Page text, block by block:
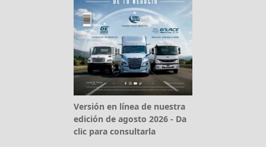
Versión en línea de nuestra
edición de agosto 2026 - Da
clic para consultarla